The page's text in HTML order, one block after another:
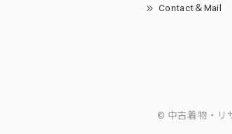
Contact＆Mail
© 中古着物・リ